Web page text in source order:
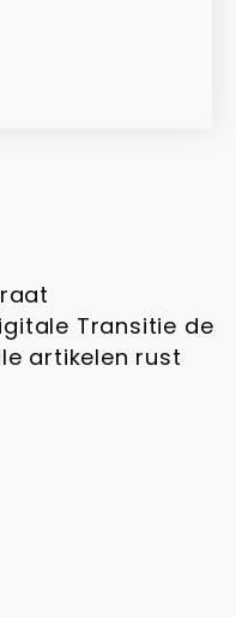
Transitie de
artikelen rust